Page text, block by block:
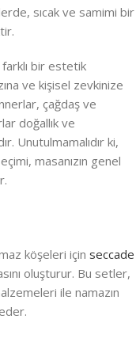
sıcak ve samimi bir
bir estetik
ve kişisel zevkinize
çağdaş ve
doğallık ve
Unutulmamalıdır ki,
masanızın genel
köşeleri için seccade
oluşturur. Bu setler,
ile namazın